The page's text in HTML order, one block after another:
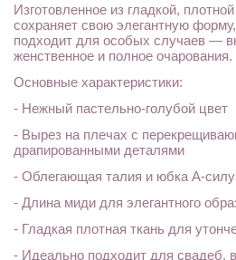
Изготовленное из гладкой,
сохраняет свою элегантную
подходит для особых случаев —
женственное и полное очарования.
Основные характеристики:
- Нежный пастельно-голубой цвет
- Вырез на плечах с
драпированными деталями
- Облегающая талия и юбка А-
- Длина миди для элегантного
- Гладкая плотная ткань для
- Идеально подходит для свадеб,